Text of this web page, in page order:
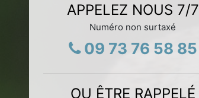
APPELEZ NOUS 7/7
Numéro non surtaxé
09 73 76 58 85
OU ÊTRE RAPPELÉ